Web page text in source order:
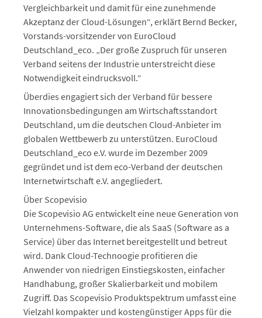
Vergleichbarkeit und damit für eine zunehmende
Akzeptanz der Cloud-Lösungen“, erklärt Bernd Becker,
Vorstands-vorsitzender von EuroCloud
Deutschland_eco. „Der große Zuspruch für unseren
Verband seitens der Industrie unterstreicht diese
Notwendigkeit eindrucksvoll.“
Überdies engagiert sich der Verband für bessere
Innovationsbedingungen am Wirtschaftsstandort
Deutschland, um die deutschen Cloud-Anbieter im
globalen Wettbewerb zu unterstützen. EuroCloud
Deutschland_eco e.V. wurde im Dezember 2009
gegründet und ist dem eco-Verband der deutschen
Internetwirtschaft e.V. angegliedert.
Über Scopevisio
Die Scopevisio AG entwickelt eine neue Generation von
Unternehmens-Software, die als SaaS (Software as a
Service) über das Internet bereitgestellt und betreut
wird. Dank Cloud-Technoogie profitieren die
Anwender von niedrigen Einstiegskosten, einfacher
Handhabung, großer Skalierbarkeit und mobilem
Zugriff. Das Scopevisio Produktspektrum umfasst eine
Vielzahl kompakter und kostengünstiger Apps für die